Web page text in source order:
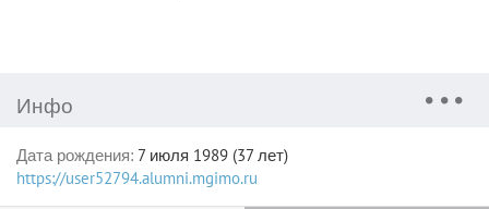
Инфо
Дата рождения: 7 июля 1989 (37 лет)
https://user52794.alumni.mgimo.ru